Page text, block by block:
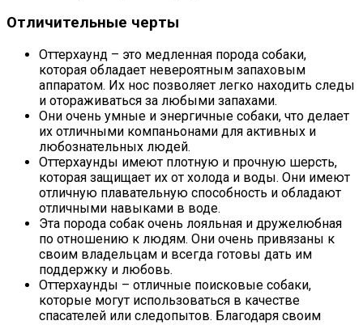
Отличительные черты
Оттерхаунд – это медленная порода собаки,
которая обладает невероятным запаховым
аппаратом. Их нос позволяет легко находить следы
и отораживаться за любыми запахами.
Они очень умные и энергичные собаки, что делает
их отличными компаньонами для активных и
любознательных людей.
Оттерхаунды имеют плотную и прочную шерсть,
которая защищает их от холода и воды. Они имеют
отличную плавательную способность и обладают
отличными навыками в воде.
Эта порода собак очень лояльная и дружелюбная
по отношению к людям. Они очень привязаны к
своим владельцам и всегда готовы дать им
поддержку и любовь.
Оттерхаунды – отличные поисковые собаки,
которые могут использоваться в качестве
спасателей или следопытов. Благодаря своим